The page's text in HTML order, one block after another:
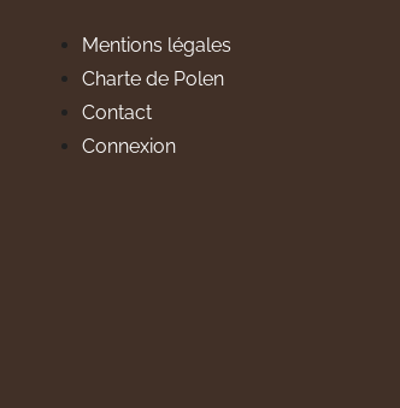
Mentions légales
Charte de Polen
Contact
Connexion